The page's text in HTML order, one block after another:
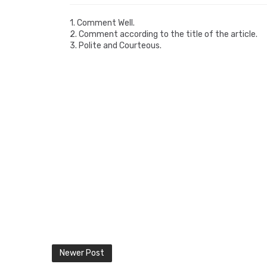
1. Comment Well.
2. Comment according to the title of the article.
3. Polite and Courteous.
Newer Post